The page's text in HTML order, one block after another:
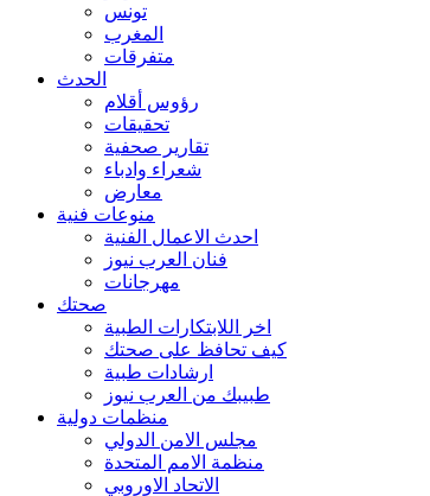
تونس
المغرب
متفرقات
الحدث
رؤوس أقلام
تحقيقات
تقارير صحفية
شعراء وادباء
معارض
منوعات فنية
احدث الاعمال الفنية
فنان العرب نيوز
مهرجانات
صحتك
اخر اللابتكارات الطبية
كيف تحافظ على صحتك
ارشادات طبية
طبيبك من العرب نيوز
منظمات دولية
مجلس الامن الدولي
منظمة الامم المتحدة
الاتحاد الاوروبي